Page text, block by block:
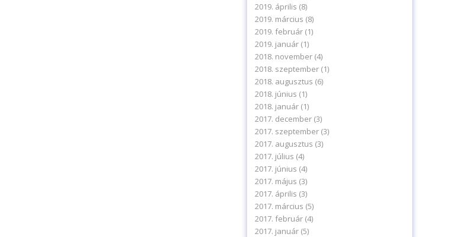
2019. április (8)
2019. március (8)
2019. február(1)
2019. január(1)
2018. november(4)
2018. szeptember(1)
2018. augusztus (6)
2018. június (1)
2018. január(1)
2017. december(3)
2017. szeptember(3)
2017. augusztus (3)
2017. július (4)
2017. június (4)
2017. május (3)
2017. április (3)
2017. március (5)
2017. február(4)
2017. január(5)